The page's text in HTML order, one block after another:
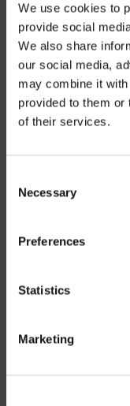
We use cookies to
provide social
We also share
our social media,
may combine it
provided to them or
of their services.
Selection
Necessary
Preferences
Statistics
Marketing